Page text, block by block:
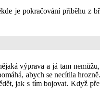
je pokračování příběhu z
výprava a já tam
abych se necítila
jak s tím bojovat. Když